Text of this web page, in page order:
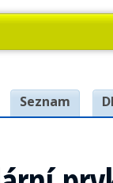
Seznam